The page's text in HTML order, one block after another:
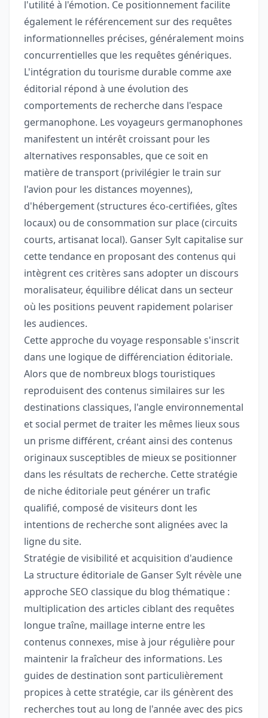
l'utilité à l'émotion. Ce positionnement facilite
également le référencement sur des requêtes
informationnelles précises, généralement moins
concurrentielles que les requêtes génériques.
L'intégration du tourisme durable comme axe
éditorial répond à une évolution des
comportements de recherche dans l'espace
germanophone. Les voyageurs germanophones
manifestent un intérêt croissant pour les
alternatives responsables, que ce soit en
matière de transport (privilégier le train sur
l'avion pour les distances moyennes),
d'hébergement (structures éco-certifiées, gîtes
locaux) ou de consommation sur place (circuits
courts, artisanat local). Ganser Sylt capitalise sur
cette tendance en proposant des contenus qui
intègrent ces critères sans adopter un discours
moralisateur, équilibre délicat dans un secteur
où les positions peuvent rapidement polariser
les audiences.
Cette approche du voyage responsable s'inscrit
dans une logique de différenciation éditoriale.
Alors que de nombreux blogs touristiques
reproduisent des contenus similaires sur les
destinations classiques, l'angle environnemental
et social permet de traiter les mêmes lieux sous
un prisme différent, créant ainsi des contenus
originaux susceptibles de mieux se positionner
dans les résultats de recherche. Cette stratégie
de niche éditoriale peut générer un trafic
qualifié, composé de visiteurs dont les
intentions de recherche sont alignées avec la
ligne du site.
Stratégie de visibilité et acquisition d'audience
La structure éditoriale de Ganser Sylt révèle une
approche SEO classique du blog thématique :
multiplication des articles ciblant des requêtes
longue traîne, maillage interne entre les
contenus connexes, mise à jour régulière pour
maintenir la fraîcheur des informations. Les
guides de destination sont particulièrement
propices à cette stratégie, car ils génèrent des
recherches tout au long de l'année avec des pics